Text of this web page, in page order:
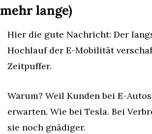
mehr lange)
Hier die gute Nachricht: Der
Hochlauf der E-Mobilität
Zeitpuffer.
Warum? Weil Kunden bei E-
erwarten. Wie bei Tesla. Bei
sie noch gnädiger.